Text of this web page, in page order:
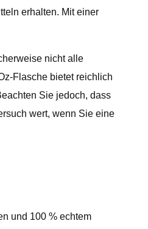
erhalten. Mit einer
nicht alle
Flasche bietet reichlich
Sie jedoch, dass
wert, wenn Sie eine
und 100 % echtem